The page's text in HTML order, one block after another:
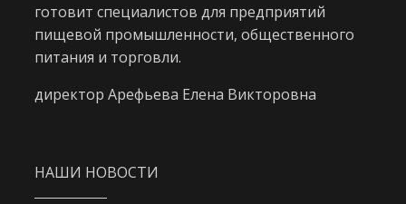
готовит специалистов для предприятий
пищевой промышленности, общественного
питания и торговли.
директор Арефьева Елена Викторовна
НАШИ НОВОСТИ